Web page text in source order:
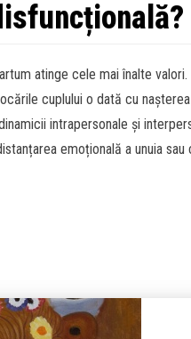
atinge cele mai înalte valori.
cuplului o dată cu nașterea
intrapersonale și
emoțională a unuia sau